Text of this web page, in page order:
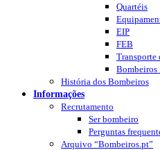
Quartéis
EIP
FEB
Transporte
Bombeiros
História dos Bombeiros
Informações
Recrutamento
Ser bombeiro
Perguntas
Arquivo “Bombeiros.pt”